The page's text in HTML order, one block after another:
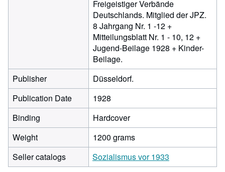
Freigeistiger Verbände
Deutschlands. Mitglied der JPZ.
8 Jahrgang Nr. 1 -12 +
Mitteilungsblatt Nr. 1 - 10, 12 +
Jugend-Beilage 1928 + Kinder-
Beilage.
Publisher
Düsseldorf.
Publication Date
1928
Binding
Hardcover
Weight
1200 grams
Seller catalogs
Sozialismus vor 1933